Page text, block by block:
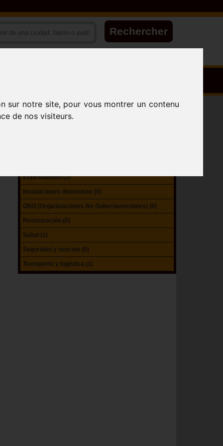
sur notre site, pour vous montrer un contenu
de nos visiteurs.
Agencias gubernamentales (0)
Alojamiento (3)
Espiritualidad (2)
Instalaciones deportivas (0)
ONG (Organizaciones No Gubernamentales) (0)
Restauración (0)
Salud (1)
Seguridad y rescate (0)
Transporte y logística (1)